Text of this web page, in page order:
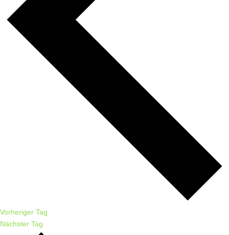
Vorheriger Tag
Nächster Tag